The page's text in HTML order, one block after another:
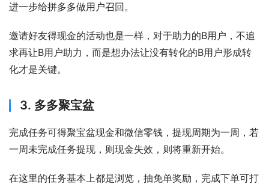
进一步给拼多多做用户召回。
邀请好友得现金的活动也是一样，对于助力的B用户，不追
求再让B用户助力，而是想办法让没有转化的B用户形成转
化才是关键。
3. 多多聚宝盆
完成任务可得聚宝盆现金和微信零钱，提现周期为一周，若
一周未完成任务提现，则现金失效，则将重新开始。
在这里的任务基本上都是浏览，抽免单奖励，完成下单可打